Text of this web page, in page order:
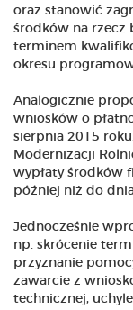
oraz stanowić
środków na rzecz
terminem
okresu
Analogicznie
wniosków o
sierpnia 2015
Modernizacji
wypłaty środków
później niż do
Jednocześnie
np. skrócenie
przyznanie
zawarcie z
technicznej,